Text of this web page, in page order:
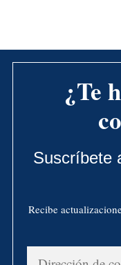
¿Te
Suscríbete
Recibe
Dirección